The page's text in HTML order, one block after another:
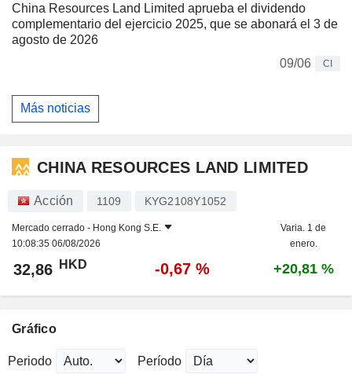
China Resources Land Limited aprueba el dividendo
complementario del ejercicio 2025, que se abonará el 3 de
agosto de 2026
09/06
CI
Más noticias
CHINA RESOURCES LAND LIMITED
Acción 1109 KYG2108Y1052
Mercado cerrado - Hong Kong S.E.
10:08:35 06/08/2026
Varia. 1 de
enero.
32,86 HKD -0,67 % +20,81 %
Gráfico
Periodo Período